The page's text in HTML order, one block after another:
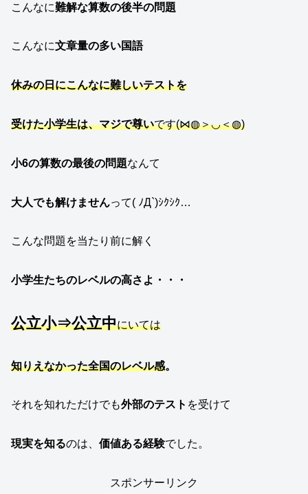
こんなに難解な算数の後半の問題
こんなに文章量の多い国語
休みの日にこんなに難しいテストを
受けた小学生は、マジで尊いです(⋈◍＞◡＜◍)
小6の算数の最後の問題なんて
大人でも解けませんって( ﾉД`)ｼｸｼｸ…
こんな問題を当たり前に解く
小学生たちのレベルの高さよ・・・
公立小⇒公立中にいては
知りえなかった全国のレベル感。
それを知れただけでも外部のテスト を受けて
現実を知るのは、 価値ある経験でした。
スポンサーリンク